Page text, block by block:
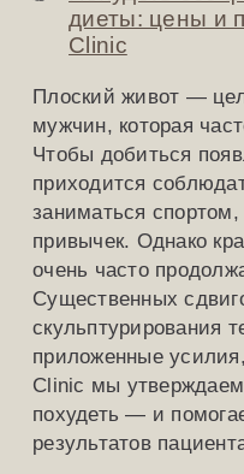
диеты: цены и
Clinic
Плоский живот —
мужчин, которая
Чтобы добиться
приходится
заниматься
привычек. Однако
очень часто
Существенных
скульптурирования
приложенные
Clinic мы
похудеть — и
результатов